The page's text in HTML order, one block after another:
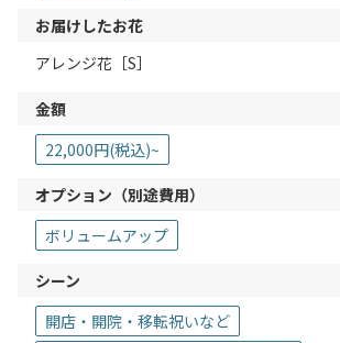
お届けしたお花
アレンジ花［S］
金額
22,000円(税込)~
オプション（別途費用）
ボリュームアップ
シーン
開店・開院・移転祝いなど